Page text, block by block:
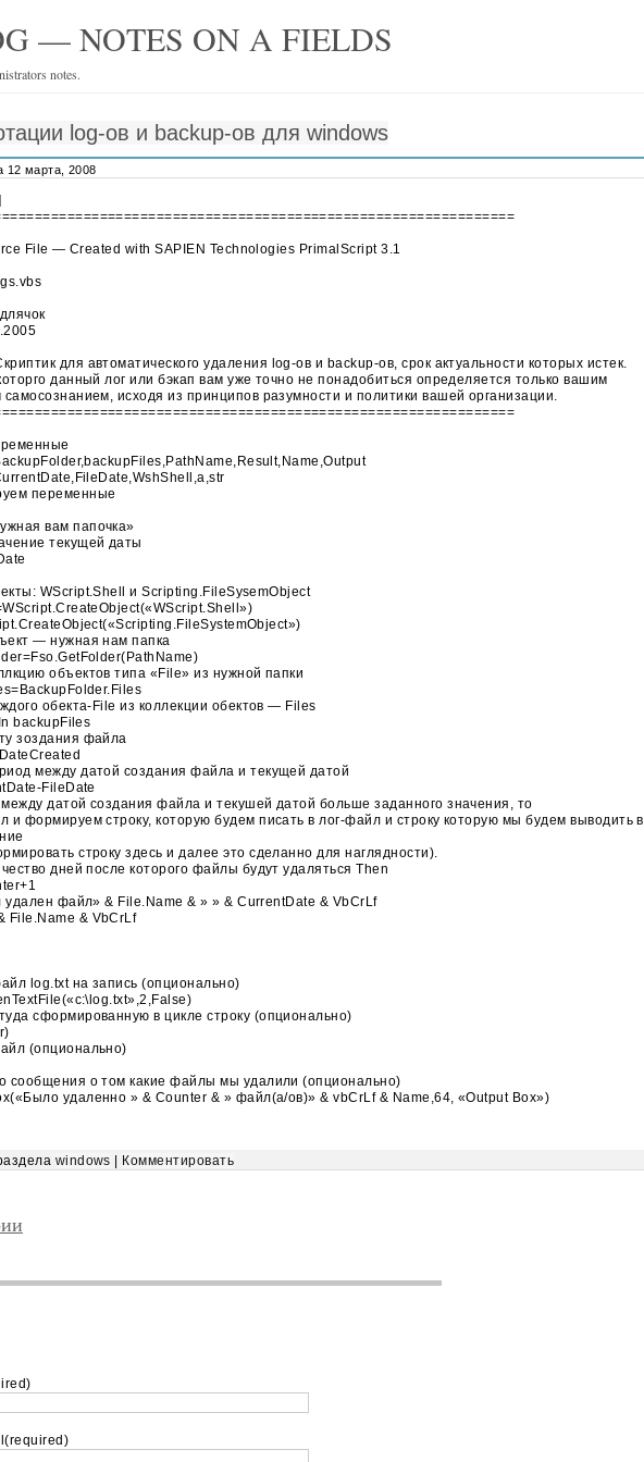
— NOTES ON A FIELDS
notes.
log-ов и backup-ов для windows
12 марта, 2008
File — Created with SAPIEN Technologies PrimalScript 3.1
для автоматического удаления log-ов и backup-ов, срок актуальности которых истек.
данный лог или бэкап вам уже точно не понадобиться определяется только вашим
самосознанием, исходя из принципов разумности и политики вашей организации.
переменные
вам папочка»
текущей даты
WScript.Shell и Scripting.FileSysemObject
— нужная нам папка
объектов типа «File» из нужной папки
обекта-File из коллекции обектов — Files
backupFiles
зоздания файла
между датой создания файла и текущей датой
FileDate
датой создания файла и текушей датой больше заданного значения, то
и формируем строку, которую будем писать в лог-файл и строку которую мы будем выводить в
строку здесь и далее это сделанно для наглядности).
дней после которого файлы будут удаляться Then
файл» & File.Name & » » & CurrentDate & VbCrLf
File.Name & VbCrLf
log.txt на запись (опционально)
сформированную в цикле строку (опционально)
(опционально)
сообщения о том какие файлы мы удалили (опционально)
удаленно » & Counter & » файл(а/ов)» & vbCrLf & Name,64, «Output Box»)
windows Комментировать